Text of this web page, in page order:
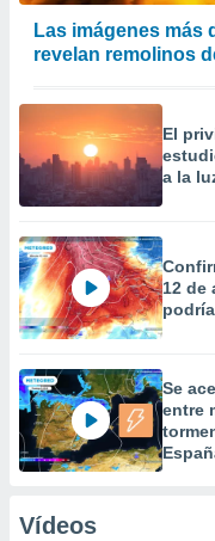
Las imágenes más
revelan remolinos
El
a la
12 de
Se
entre
Vídeos